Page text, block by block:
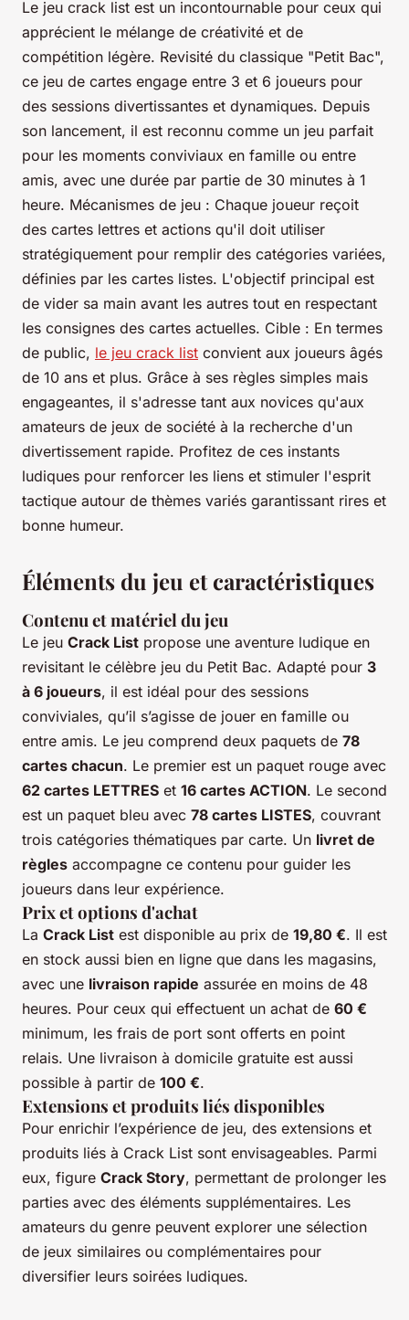
Le jeu crack list est un incontournable pour ceux qui
apprécient le mélange de créativité et de
compétition légère. Revisité du classique "Petit Bac",
ce jeu de cartes engage entre 3 et 6 joueurs pour
des sessions divertissantes et dynamiques. Depuis
son lancement, il est reconnu comme un jeu parfait
pour les moments conviviaux en famille ou entre
amis, avec une durée par partie de 30 minutes à 1
heure. Mécanismes de jeu : Chaque joueur reçoit
des cartes lettres et actions qu'il doit utiliser
stratégiquement pour remplir des catégories variées,
définies par les cartes listes. L'objectif principal est
de vider sa main avant les autres tout en respectant
les consignes des cartes actuelles. Cible : En termes
de public, le jeu crack list convient aux joueurs âgés
de 10 ans et plus. Grâce à ses règles simples mais
engageantes, il s'adresse tant aux novices qu'aux
amateurs de jeux de société à la recherche d'un
divertissement rapide. Profitez de ces instants
ludiques pour renforcer les liens et stimuler l'esprit
tactique autour de thèmes variés garantissant rires et
bonne humeur.
Éléments du jeu et caractéristiques
Contenu et matériel du jeu
Le jeu Crack List propose une aventure ludique en
revisitant le célèbre jeu du Petit Bac. Adapté pour 3
à 6 joueurs, il est idéal pour des sessions
conviviales, qu’il s’agisse de jouer en famille ou
entre amis. Le jeu comprend deux paquets de 78
cartes chacun. Le premier est un paquet rouge avec
62 cartes LETTRES et 16 cartes ACTION. Le second
est un paquet bleu avec 78 cartes LISTES, couvrant
trois catégories thématiques par carte. Un livret de
règles accompagne ce contenu pour guider les
joueurs dans leur expérience.
Prix et options d'achat
La Crack List est disponible au prix de 19,80 €. Il est
en stock aussi bien en ligne que dans les magasins,
avec une livraison rapide assurée en moins de 48
heures. Pour ceux qui effectuent un achat de 60 €
minimum, les frais de port sont offerts en point
relais. Une livraison à domicile gratuite est aussi
possible à partir de 100 €.
Extensions et produits liés disponibles
Pour enrichir l’expérience de jeu, des extensions et
produits liés à Crack List sont envisageables. Parmi
eux, figure Crack Story, permettant de prolonger les
parties avec des éléments supplémentaires. Les
amateurs du genre peuvent explorer une sélection
de jeux similaires ou complémentaires pour
diversifier leurs soirées ludiques.